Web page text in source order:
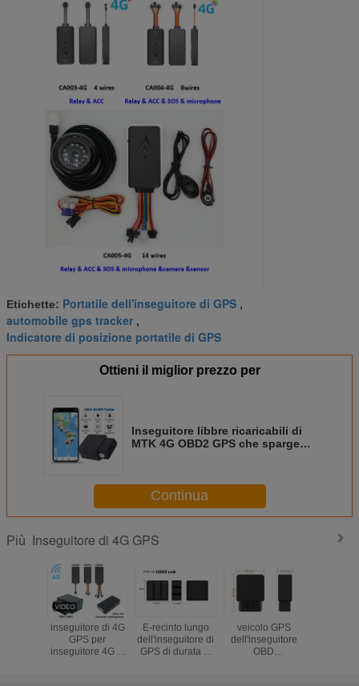
Etichette: Portatile dell'inseguitore di GPS ,
automobile gps tracker ,
Indicatore di posizione portatile di GPS
Ottieni il miglior prezzo per
Inseguitore libbre ricaricabili di
MTK 4G OBD2 GPS che sparge
Continua
Più Inseguitore di 4G GPS
inseguitore di 4G
GPS per
inseguitore 4G di
E-recinto lungo
dell'inseguitore di
GPS di durata di
veicolo GPS
dell'inseguitore
OBD